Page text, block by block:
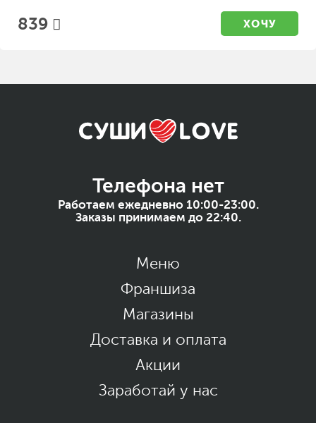
839 ХОЧУ
Телефона нет
Работаем ежедневно 10:00-23:00.
Заказы принимаем до 22:40.
Меню
Франшиза
Магазины
Доставка и оплата
Акции
Заработай у нас